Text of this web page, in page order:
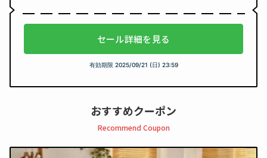
セール詳細を見る
有効期限 2025/09/21 (日) 23:59
おすすめクーポン
Recommend Coupon